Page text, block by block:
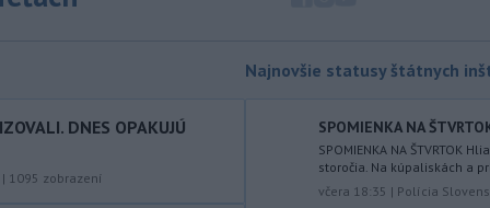
ôsmu žiadosť o platbu z plánu
Počas minulotýždňového
prekročenia hranice desaťtisícov
nelegálnych migrantov z Maroka do
španielskej exklávy Ceuta zomrelo
DNES OPAKUJÚ
| 1095 zobrazení
Najnovšie statusy štátnych
SPOMIENKA NA
SPOMIENKA NA ŠTVRTOK
storočia. Na kúpaliskách a
včera 18:35 | Polícia